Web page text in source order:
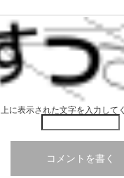
上に表示された文字を入力して